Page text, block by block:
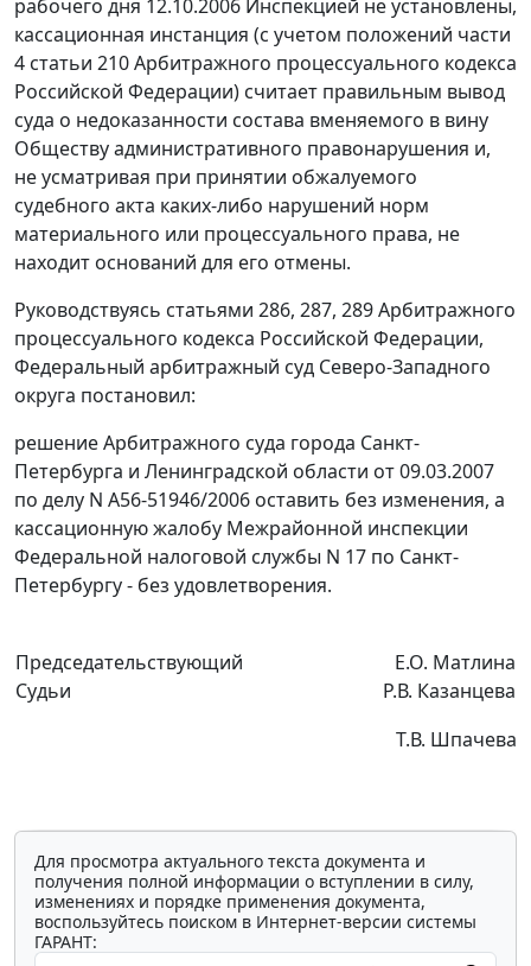
рабочего дня 12.10.2006 Инспекцией не установлены,
кассационная инстанция (с учетом положений части
4 статьи 210Арбитражного процессуального кодекса
Российской Федерации) считает правильным вывод
суда о недоказанности состава вменяемого в вину
Обществу административного правонарушения и,
не усматривая при принятии обжалуемого
судебного акта каких-либо нарушений норм
материального или процессуального права, не
находит оснований для его отмены.
Руководствуясь статьями 286, 287, 289Арбитражного
процессуального кодекса Российской Федерации,
Федеральный арбитражный суд Северо-Западного
округа постановил:
решение Арбитражного суда города Санкт-
Петербурга и Ленинградской области от 09.03.2007
по делу N А56-51946/2006 оставить без изменения, а
кассационную жалобу Межрайонной инспекции
Федеральной налоговой службы N 17 по Санкт-
Петербургу - без удовлетворения.
Председательствующий
Судьи
Е.О. Матлина
Р.В. Казанцева
Т.В. Шпачева
Для просмотра актуального текста документа и
получения полной информации о вступлении в силу,
изменениях и порядке применения документа,
воспользуйтесь поиском в Интернет-версии системы
ГАРАНТ: